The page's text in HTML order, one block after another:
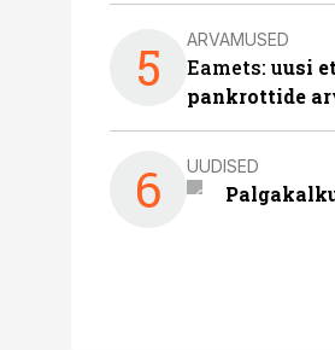
5 ARVAMUSED
Eamets: uusi
pankrottide
6 UUDISED